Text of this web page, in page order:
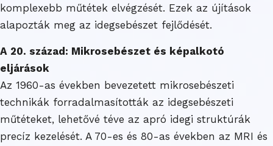
komplexebb műtétek elvégzését. Ezek az újítások
alapozták meg az idegsebészet fejlődését.
A 20. század: Mikrosebészet és képalkotó
eljárások
Az 1960-as években bevezetett mikrosebészeti
technikák forradalmasították az idegsebészeti
műtéteket, lehetővé téve az apró idegi struktúrák
precíz kezelését. A 70-es és 80-as években az MRI és